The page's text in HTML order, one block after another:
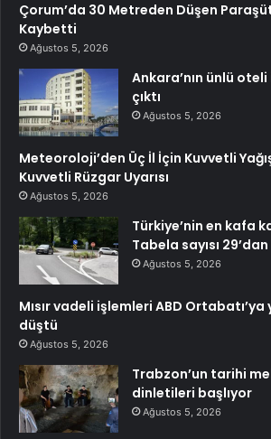
Çorum’da 30 Metreden Düşen
Kaybetti
Ağustos 5, 2026
Ankara’nın ünlü
çıktı
Ağustos 5, 2026
Meteoroloji’den Üç İl İçin Kuvvetli
Kuvvetli Rüzgar Uyarısı
Ağustos 5, 2026
Türkiye’nin en kafa
Tabela sayısı
Ağustos 5, 2026
Mısır vadeli işlemleri ABD
düştü
Ağustos 5, 2026
Trabzon’un tarihi
dinletileri başlıyor
Ağustos 5, 2026